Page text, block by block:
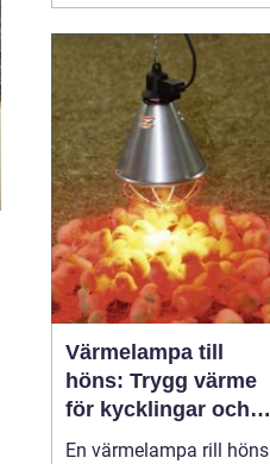
kontrollerad, rådgivning
om synhjälpmedel samt
upprätthålla en god
ögonh&...
Värmelampa till
höns: Trygg värme
för kycklingar och
vuxna höns
En värmelampa rill höns